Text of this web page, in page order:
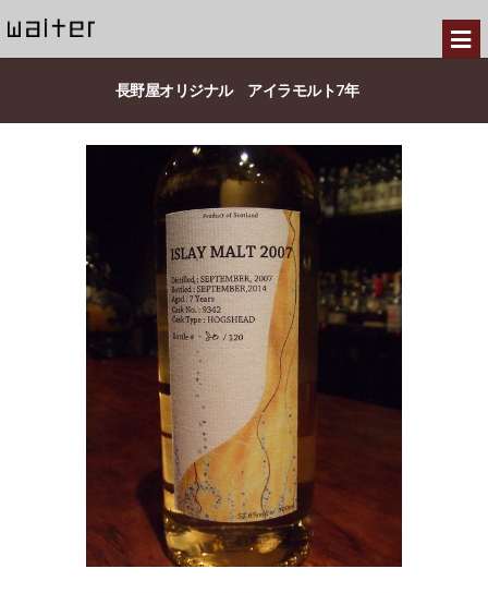
長野屋オリジナル アイラモルト7年